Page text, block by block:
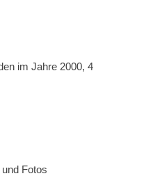
im Jahre 2000, 4
Fotos